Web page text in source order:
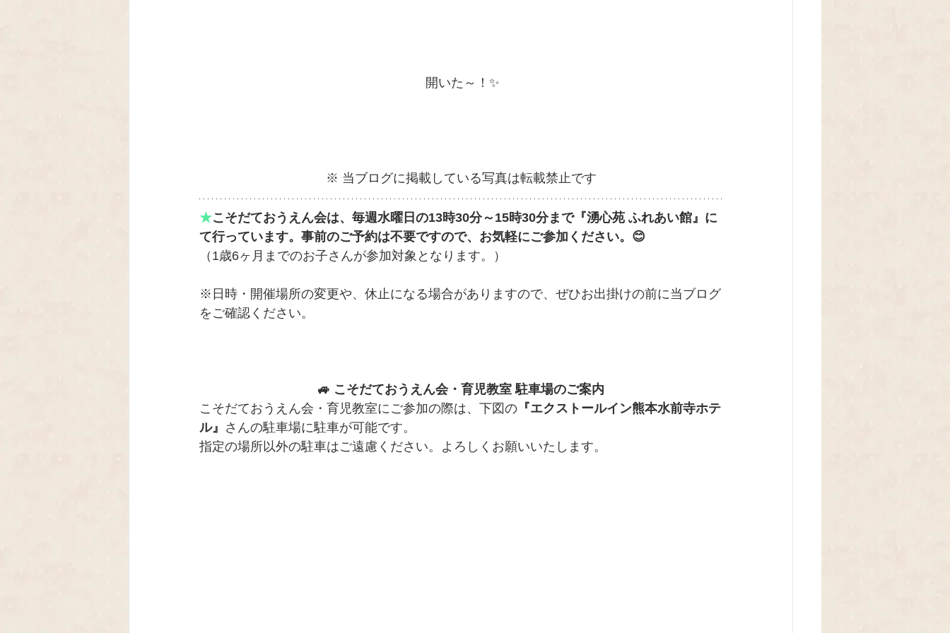
開いた～！✨
※ 当ブログに掲載している写真は転載禁止です
★こそだておうえん会は、毎週水曜日の13時30分～15時30分まで『湧心苑 ふれあい館』に
て行っています。事前のご予約は不要ですので、お気軽にご参加ください。😊
（1歳6ヶ月までのお子さんが参加対象となります。）
※日時・開催場所の変更や、休止になる場合がありますので、ぜひお出掛けの前に当ブログ
をご確認ください。
🚙 こそだておうえん会・育児教室 駐車場のご案内
こそだておうえん会・育児教室にご参加の際は、下図の 『エクストールイン熊本水前寺ホテ
ル』 さんの駐車場に駐車が可能です。
指定の場所以外の駐車はご遠慮ください。よろしくお願いいたします。